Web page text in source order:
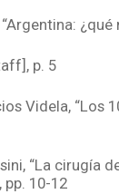
¿qué
p. 5
Videla, “Los
“La cirugía
pp. 10-12